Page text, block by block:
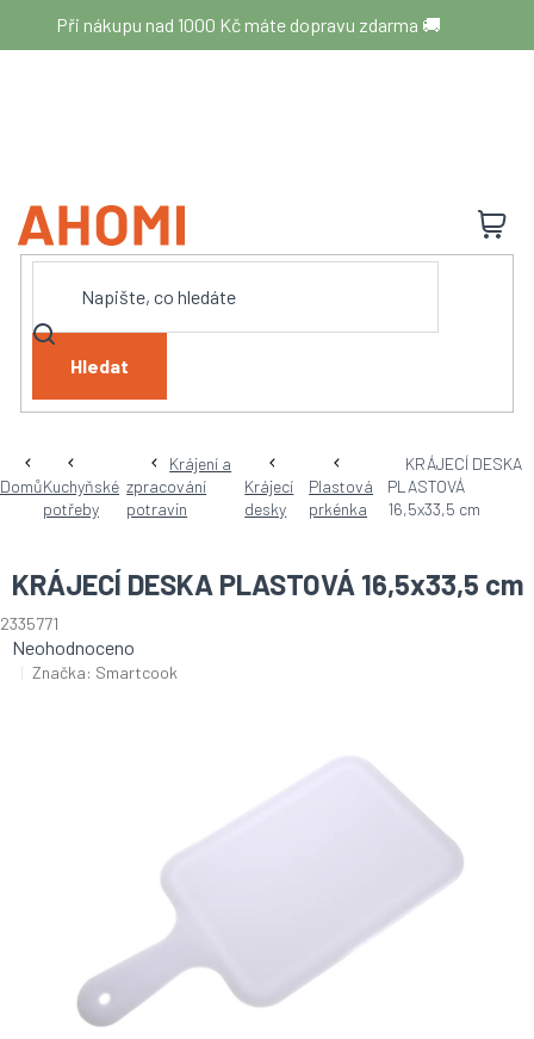
obsah
Při nákupu nad 1000 Kč máte dopravu zdarma 🚚
Hledat
DomůKuchyňské
potřeby
Krájení a
zpracování
potravin
Krájecí
desky
Plastová
prkénka
KRÁJECÍ DESKA
PLASTOVÁ
16,5x33,5 cm
KRÁJECÍ DESKA PLASTOVÁ 16,5x33,5 cm
2335771
Průměrné
hodnocení
Neohodnoceno
Značka: Smartcook